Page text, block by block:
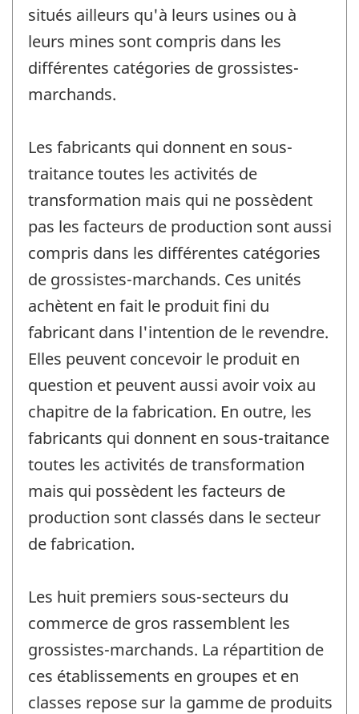
situés ailleurs qu'à leurs usines ou à
leurs mines sont compris dans les
différentes catégories de grossistes-
marchands.
Les fabricants qui donnent en sous-
traitance toutes les activités de
transformation mais qui ne possèdent
pas les facteurs de production sont aussi
compris dans les différentes catégories
de grossistes-marchands. Ces unités
achètent en fait le produit fini du
fabricant dans l'intention de le revendre.
Elles peuvent concevoir le produit en
question et peuvent aussi avoir voix au
chapitre de la fabrication. En outre, les
fabricants qui donnent en sous-traitance
toutes les activités de transformation
mais qui possèdent les facteurs de
production sont classés dans le secteur
de fabrication.
Les huit premiers sous-secteurs du
commerce de gros rassemblent les
grossistes-marchands. La répartition de
ces établissements en groupes et en
classes repose sur la gamme de produits